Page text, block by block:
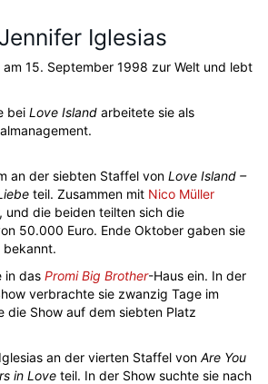
Iglesias
15. September 1998 zur Welt und lebt
bei Love Island arbeitete sie als
an der siebten Staffel von Love Island –
teil. Zusammen mit Nico Müller
und die beiden teilten sich die
50.000 Euro. Ende Oktober gaben sie
bekannt.
in das Promi Big Brother-Haus ein. In der
verbrachte sie zwanzig Tage im
die Show auf dem siebten Platz
an der vierten Staffel von Are You
in Love teil. In der Show suchte sie nach